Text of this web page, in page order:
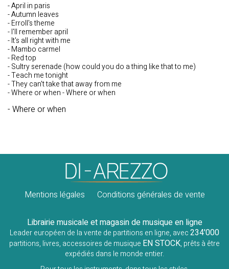
- April in paris
- Autumn leaves
- Erroll's theme
- I'll remember april
- It's all right with me
- Mambo carmel
- Red top
- Sultry serenade (how could you do a thing like that to me)
- Teach me tonight
- They can't take that away from me
- Where or when - Where or when
- Where or when
Mentions légales Conditions générales de vente
Librairie musicale et magasin de musique en ligne
Leader européen de la vente de partitions en ligne, avec234'000
partitions, livres, accessoires de musique EN STOCK, prêts à être
expédiés dans le monde entier.